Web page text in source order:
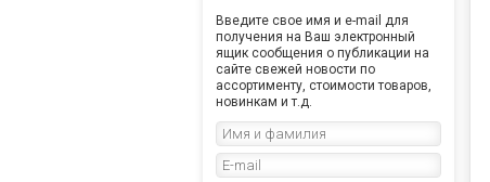
Введите свое имя и e-mail для
получения на Ваш электронный
ящик сообщения о публикации на
сайте свежей новости по
ассортименту, стоимости товаров,
новинкам и т.д.